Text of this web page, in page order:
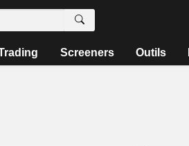
Screeners Outils